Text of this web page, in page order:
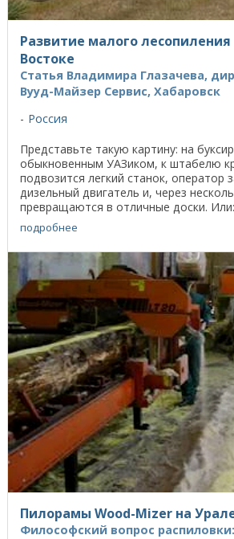
Развитие малого
Востоке
Статья Владимира Глазачева,
Вууд-Майзер Сервис, Хабаровск
Россия
Представьте такую картину: на
обыкновенным УАЗиком, к штабелю
подвозится легкий станок, оператор
дизельный двигатель и, через
превращаются в отличные доски.
лесного поселка ...
подробнее
Пилорамы Wood-Mizer на
Философский вопрос